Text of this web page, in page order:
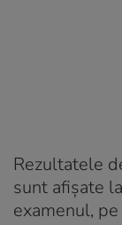
Rezultatele
sunt afișate
examenul,